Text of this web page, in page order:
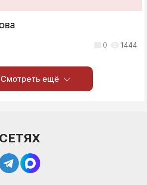
0 1444
Смотреть ещё